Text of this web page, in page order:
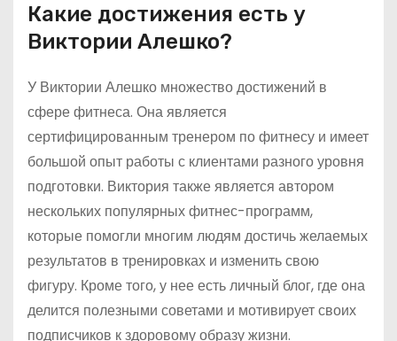
Какие достижения есть у
Виктории Алешко?
У Виктории Алешко множество достижений в
сфере фитнеса. Она является
сертифицированным тренером по фитнесу и имеет
большой опыт работы с клиентами разного уровня
подготовки. Виктория также является автором
нескольких популярных фитнес-программ,
которые помогли многим людям достичь желаемых
результатов в тренировках и изменить свою
фигуру. Кроме того, у нее есть личный блог, где она
делится полезными советами и мотивирует своих
подписчиков к здоровому образу жизни.